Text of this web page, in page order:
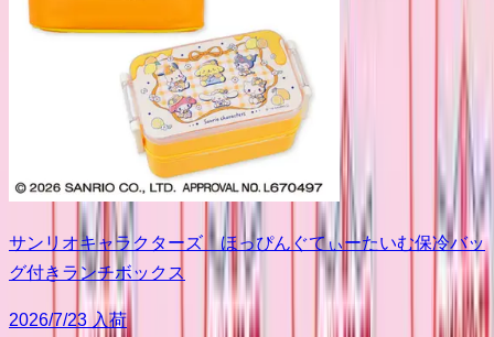
サンリオキャラクターズ ほっぴんぐてぃーたいむ保冷バッ
グ付きランチボックス
2026/7/23 入荷